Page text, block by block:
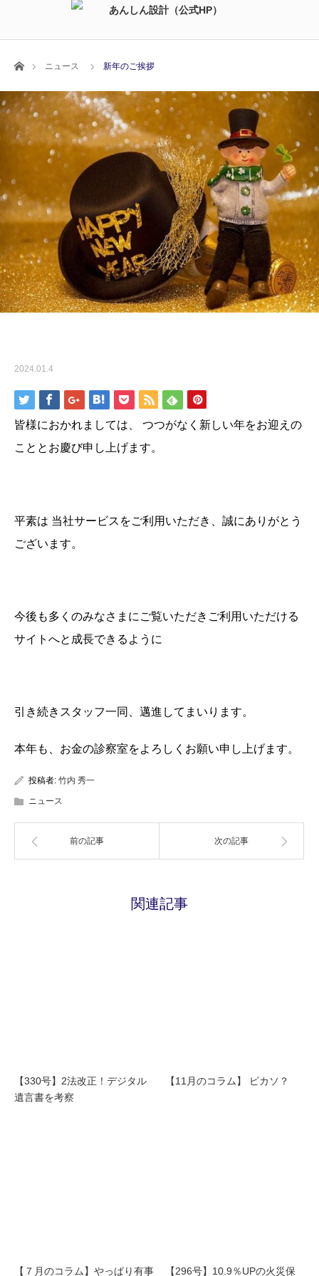
ホームニュース 新年のご挨拶
2024.01.4
皆様におかれましては、 つつがなく新しい年をお迎えの
こととお慶び申し上げます。
平素は 当社サービスをご利用いただき、誠にありがとう
ございます。
今後も多くのみなさまにご覧いただきご利用いただける
サイトへと成長できるように
引き続きスタッフ一同、邁進してまいります。
本年も、お金の診察室をよろしくお願い申し上げます。
投稿者: 竹内 秀一
ニュース
前の記事 次の記事
関連記事
【330号】2法改正！デジタル
遺言書を考察
【11月のコラム】 ピカソ？
【７月のコラム】やっぱり有事 【296号】10.9％UPの火災保